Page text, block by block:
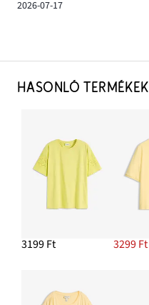
2026-07-17
HASONLÓ TERMÉKEK
3199 Ft 3299 Ft